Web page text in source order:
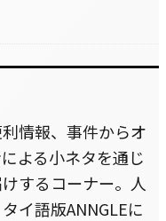
情報、事件からオ
よる小ネタを通じ
するコーナー。人
イ語版ANNGLEに